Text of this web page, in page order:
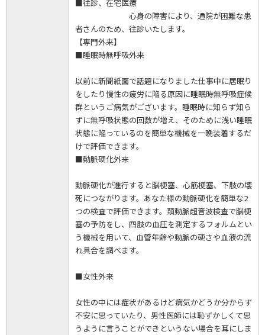
■往診、在宅医療
心身の障害により、通院が困難な患
者さんのため、往診いたします。
【専門外来】
■睡眠時無呼吸外来
以前に新聞紙面で話題になりました仕事中に居眠り
をしたり慢性の疲労に陥る原因に睡眠時無呼吸症候
群というご病気がございます。睡眠時に知らず知ら
ずに無呼吸状態の回数が増え、そのために浅い睡眠
状態に陥っているのを簡単な機械を一晩装着するだ
けで評価できます。
■動脈硬化外来
動脈硬化が進行すると脳梗塞、心筋梗塞、下肢の壊
死につながります。あなた様の動脈硬化を簡単な2
つの検査で評価できます。頚動脈超音波検査で脳梗
塞の予防をし、四肢の血圧を測定するフォルムとい
う機械を用いて、血管年齢や動脈の硬さや血液の流
れ具合を調べます。
■女性外来
女性の中には症状があるけど病気かどうか分からず
不安に思っていたり、男性医師には恥ずかしくて思
うように言うことができというない場合を耳にしま